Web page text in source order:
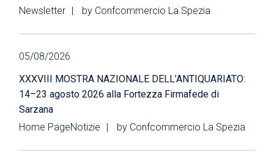
Newsletter
by Confcommercio La Spezia
05/08/2026
XXXVIII MOSTRA NAZIONALE DELL’ANTIQUARIATO:
14–23 agosto 2026 alla Fortezza Firmafede di
Sarzana
Home PageNotizie by Confcommercio La Spezia